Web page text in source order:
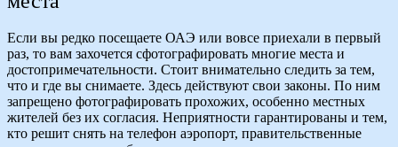
Если вы редко посещаете ОАЭ или вовсе приехали в первый
раз, то вам захочется сфотографировать многие места и
достопримечательности. Стоит внимательно следить за тем,
что и где вы снимаете. Здесь действуют свои законы. По ним
запрещено фотографировать прохожих, особенно местных
жителей без их согласия. Неприятности гарантированы и тем,
кто решит снять на телефон аэропорт, правительственные